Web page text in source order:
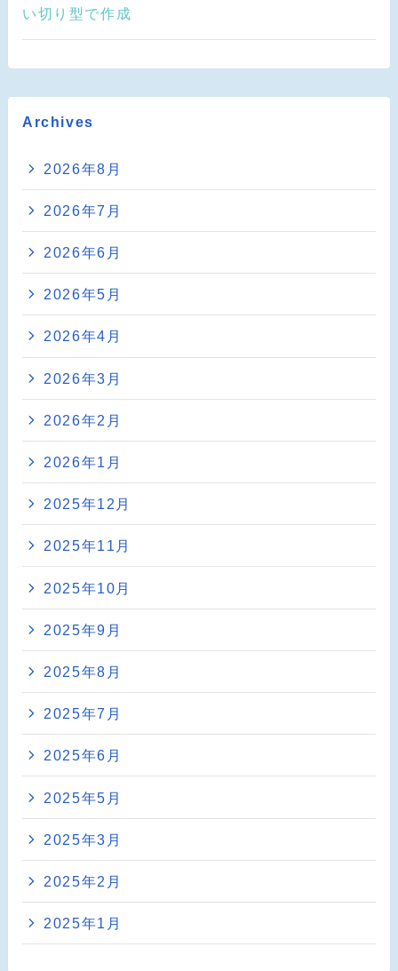
い切り型で作成
Archives
2026年8月
2026年7月
2026年6月
2026年5月
2026年4月
2026年3月
2026年2月
2026年1月
2025年12月
2025年11月
2025年10月
2025年9月
2025年8月
2025年7月
2025年6月
2025年5月
2025年3月
2025年2月
2025年1月